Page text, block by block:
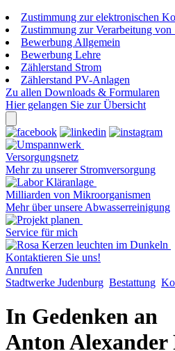
Zustimmung zur elektronischen
Zustimmung zur Verarbeitung von
Bewerbung Allgemein
Bewerbung Lehre
Zählerstand Strom
Zählerstand PV-Anlagen
Zu allen Downloads & Formularen
Hier gelangen Sie zur Übersicht
Versorgungsnetz
Mehr zu unserer Stromversorgung
Milliarden von Mikroorganismen
Mehr über unsere Abwasserreinigung
Service für mich
Kontaktieren Sie uns!
Anrufen
Stadtwerke Judenburg Bestattung
In Gedenken an
Anton Alexander